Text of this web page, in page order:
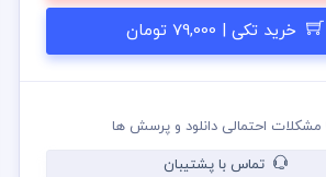
خرید تکی | 79,000 تومان
مشکلات احتمالی دانلود و پرسش ها
تماس با پشتیبان